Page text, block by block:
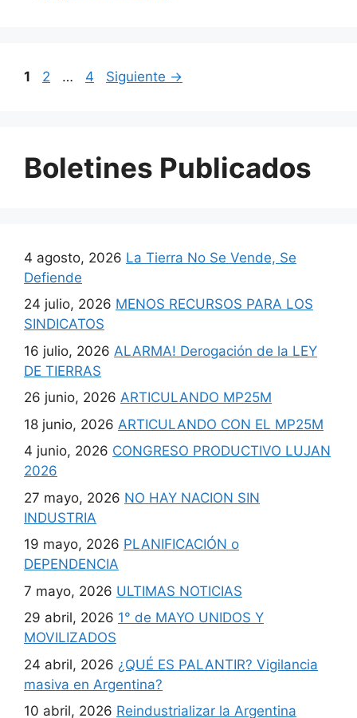
1 2 … 4 Siguiente →
Boletines Publicados
4 agosto, 2026 La Tierra No Se Vende, Se
Defiende
24 julio, 2026 MENOS RECURSOS PARA LOS
SINDICATOS
16 julio, 2026 ALARMA! Derogación de la LEY
DE TIERRAS
26 junio, 2026 ARTICULANDO MP25M
18 junio, 2026 ARTICULANDO CON EL MP25M
4 junio, 2026 CONGRESO PRODUCTIVO LUJAN
2026
27 mayo, 2026 NO HAY NACION SIN
INDUSTRIA
19 mayo, 2026 PLANIFICACIÓN o
DEPENDENCIA
7 mayo, 2026 ULTIMAS NOTICIAS
29 abril, 2026 1° de MAYO UNIDOS Y
MOVILIZADOS
24 abril, 2026 ¿QUÉ ES PALANTIR? Vigilancia
masiva en Argentina?
10 abril, 2026 Reindustrializar la Argentina